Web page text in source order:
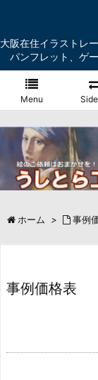
大阪在住イラストレ
パンフレット、ゲ
Menu
ホーム > 事例
事例価格表